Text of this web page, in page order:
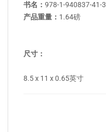
书名： 978-1-940837-41-3
产品重量： 1.64磅
尺寸：
8.5 x 11 x 0.65英寸